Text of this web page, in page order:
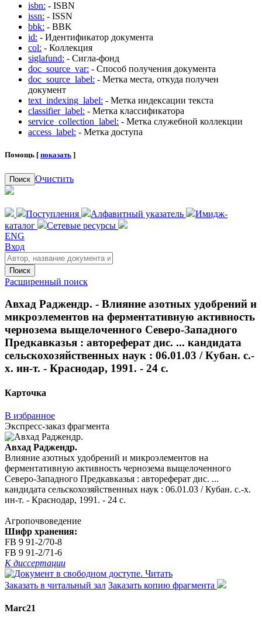
isbn: - ISBN
issn: - ISSN
bbk: - BBK
id: - Идентификатор документа
col: - Коллекция
siglafund: - Сигла-фонд
doc_source_var: - Способ получения документа
doc_source_label: - Метка места, откуда получен
документ
text_indexing_label: - Метка индексации текста
classifier_label: - Метка классификатора
service_collection_label: - Метка служебной коллекции
access_label: - Метка доступа
Помощь [ показать ]
Поиск Очистить
Поступления Алфавитный указатель
Имидж-
каталог
Сетевые ресурсы
ENG
Вход
Поиск
Расширенный поиск
Авхад Раджендр. - Влияние азотных удобрений и
микроэлементов на ферментативную активность
чернозема выщелоченного Северо-Западного
Предкавказья : автореферат дис. ... кандидата
сельскохозяйственных наук : 06.01.03 / Кубан. с.-
х. ин-т. - Краснодар, 1991. - 24 с.
Карточка
В избранное
Экспресс-заказ фрагмента
Авхад Раджендр.
Влияние азотных удобрений и микроэлементов на
ферментативную активность чернозема выщелоченного
Северо-Западного Предкавказья : автореферат дис. ...
кандидата сельскохозяйственных наук : 06.01.03 / Кубан. с.-х.
ин-т. - Краснодар, 1991. - 24 с.
Агропочвоведение
Шифр хранения:
FB 9 91-2/70-8
FB 9 91-2/71-6
К диссертации
Читать
Заказать в читальный зал Заказать копию фрагмента
Marc21